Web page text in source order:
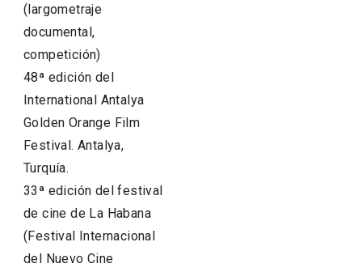
(largometraje
documental,
competición)
48ª edición del
International Antalya
Golden Orange Film
Festival. Antalya,
Turquía.
33ª edición del festival
de cine de La Habana
(Festival Internacional
del Nuevo Cine